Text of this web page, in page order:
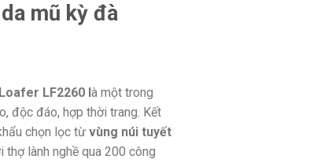
mũ kỳ đà
LF2260 là một trong
độc đáo, hợp thời trang. Kết
chọn lọc từ vùng núi tuyết
lành nghề qua 200 công